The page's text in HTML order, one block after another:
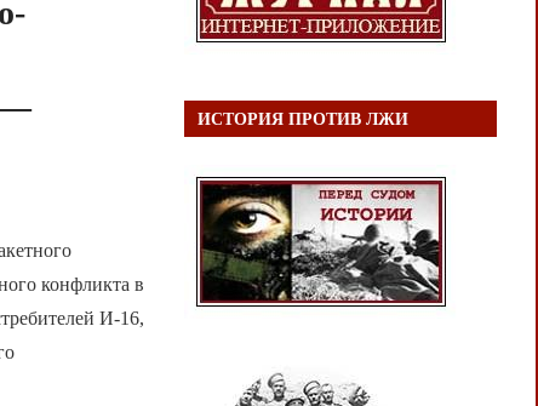
конфликта в
И-16,
ИСТОРИЯ ПРОТИВ ЛЖИ